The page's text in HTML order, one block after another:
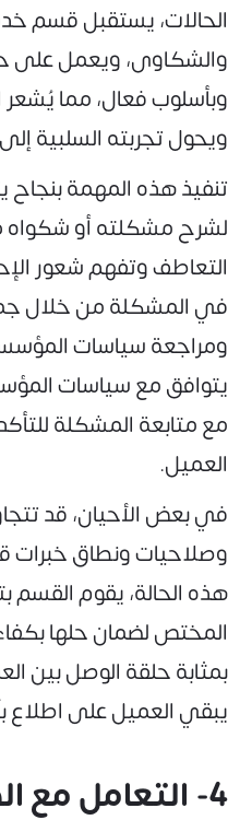
الحالات، يستقبل قسم
والشكاوى، ويعمل على
وبأسلوب فعال، مما
ويحول تجربته السلبية إلى
تنفيذ هذه المهمة بنجاح
لشرح مشكلته أو شكواه
التعاطف وتفهم شعور
في المشكلة من خلال
ومراجعة سياسات
يتوافق مع سياسات
مع متابعة المشكلة
العميل.
في بعض الأحيان، قد
وصلاحيات ونطاق
هذه الحالة، يقوم
المختص لضمان حلها
بمثابة حلقة الوصل بين
يبقي العميل على اطلاع
4- التعامل مع